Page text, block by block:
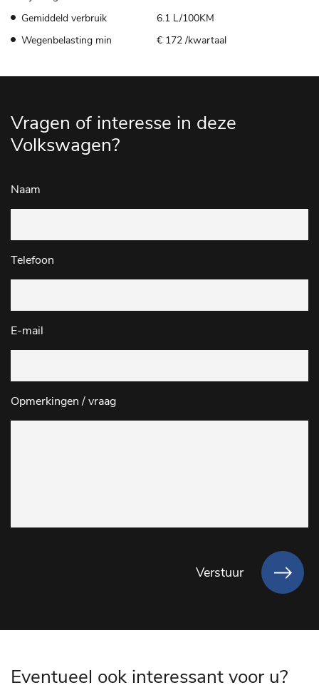
Gemiddeld verbruik
6.1 L/100KM
Wegenbelasting min
€ 172 /kwartaal
Vragen of interesse in deze
Volkswagen?
Naam
Telefoon
E-mail
Opmerkingen / vraag
Verstuur
Eventueel ook interessant voor u?